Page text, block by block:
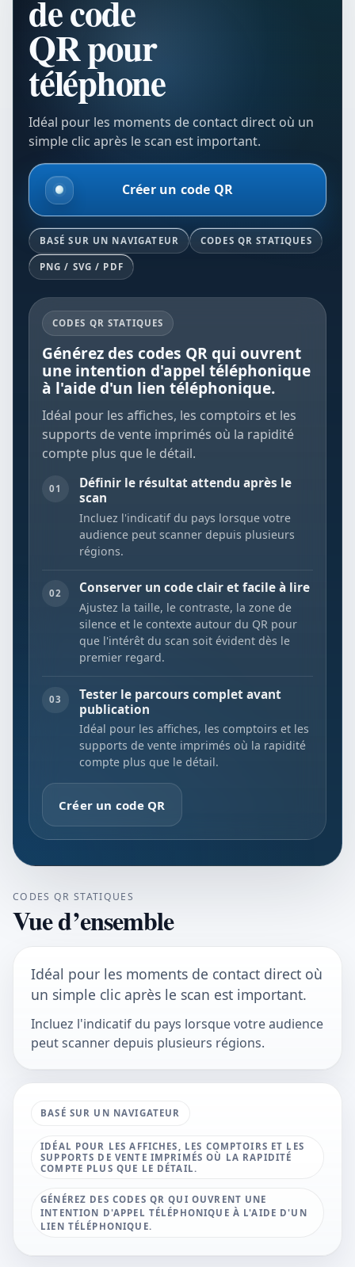
de code
QR pour
téléphone
Idéal pour les moments de contact direct où un
simple clic après le scan est important.
Créer un code QR
BASÉ SUR UN NAVIGATEUR CODES QR STATIQUES
PNG / SVG / PDF
CODES QR STATIQUES
Générez des codes QR qui ouvrent
une intention d'appel téléphonique
à l'aide d'un lien téléphonique.
Idéal pour les affiches, les comptoirs et les
supports de vente imprimés où la rapidité
compte plus que le détail.
01
Définir le résultat attendu après le
scan
Incluez l'indicatif du pays lorsque votre
audience peut scanner depuis plusieurs
régions.
02 Conserver un code clair et facile à lire
Ajustez la taille, le contraste, la zone de
silence et le contexte autour du QR pour
que l'intérêt du scan soit évident dès le
premier regard.
03
Tester le parcours complet avant
publication
Idéal pour les affiches, les comptoirs et les
supports de vente imprimés où la rapidité
compte plus que le détail.
Créer un code QR
CODES QR STATIQUES
Vue d’ensemble
Idéal pour les moments de contact direct où
un simple clic après le scan est important.
Incluez l'indicatif du pays lorsque votre audience
peut scanner depuis plusieurs régions.
BASÉ SUR UN NAVIGATEUR
IDÉAL POUR LES AFFICHES, LES COMPTOIRS ET LES
SUPPORTS DE VENTE IMPRIMÉS OÙ LA RAPIDITÉ
COMPTE PLUS QUE LE DÉTAIL.
GÉNÉREZ DES CODES QR QUI OUVRENT UNE
INTENTION D'APPEL TÉLÉPHONIQUE À L'AIDE D'UN
LIEN TÉLÉPHONIQUE.